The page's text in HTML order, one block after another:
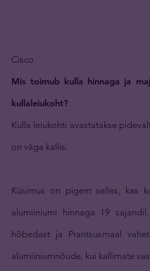
Cisco
Mis toimub kulla hinnaga ja
kullaleiukoht?
Kulla leiukohti avastatakse
on väga kallis.
Küsimus on pigem selles, kas
alumiiniumi hinnaga 19
hõbedast ja Prantsusmaal
alumiiniumnõude, kui kallimate